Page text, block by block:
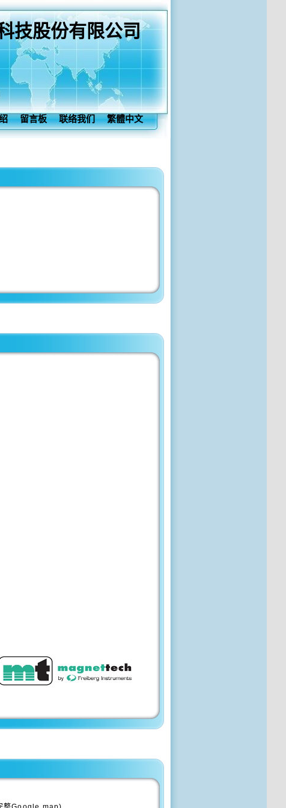
技股份有限公司
留言板 联络我们 繁體中文